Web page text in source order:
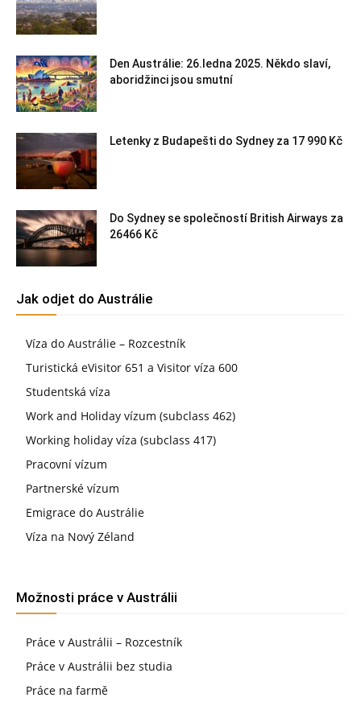
Den Austrálie: 26.ledna 2025. Někdo slaví,
aboridžinci jsou smutní
Letenky z Budapešti do Sydney za 17 990 Kč
Do Sydney se společností British Airways za
26466 Kč
Jak odjet do Austrálie
Víza do Austrálie – Rozcestník
Turistická eVisitor 651 a Visitor víza 600
Studentská víza
Work and Holiday vízum (subclass 462)
Working holiday víza (subclass 417)
Pracovní vízum
Partnerské vízum
Emigrace do Austrálie
Víza na Nový Zéland
Možnosti práce v Austrálii
Práce v Austrálii – Rozcestník
Práce v Austrálii bez studia
Práce na farmě